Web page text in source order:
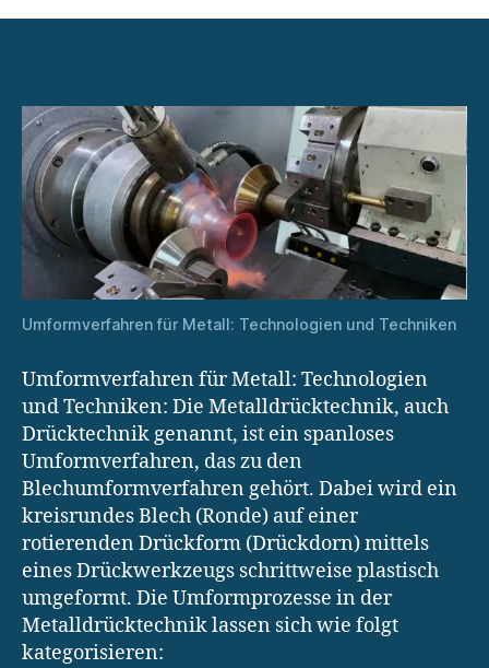
Techniken
Umformverfahren für Metall: Technologien und Techniken
Umformverfahren für Metall: Technologien
und Techniken: Die Metalldrücktechnik, auch
Drücktechnik genannt, ist ein spanloses
Umformverfahren, das zu den
Blechumformverfahren gehört. Dabei wird ein
kreisrundes Blech (Ronde) auf einer
rotierenden Drückform (Drückdorn) mittels
eines Drückwerkzeugs schrittweise plastisch
umgeformt. Die Umformprozesse in der
Metalldrücktechnik lassen sich wie folgt
kategorisieren: